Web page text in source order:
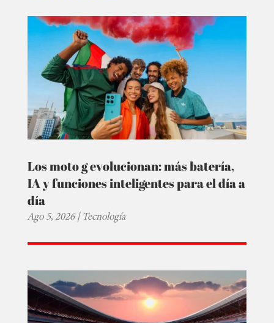
Los moto g evolucionan: más batería,
IA y funciones inteligentes para el día a
día
Ago 5, 2026|Tecnología